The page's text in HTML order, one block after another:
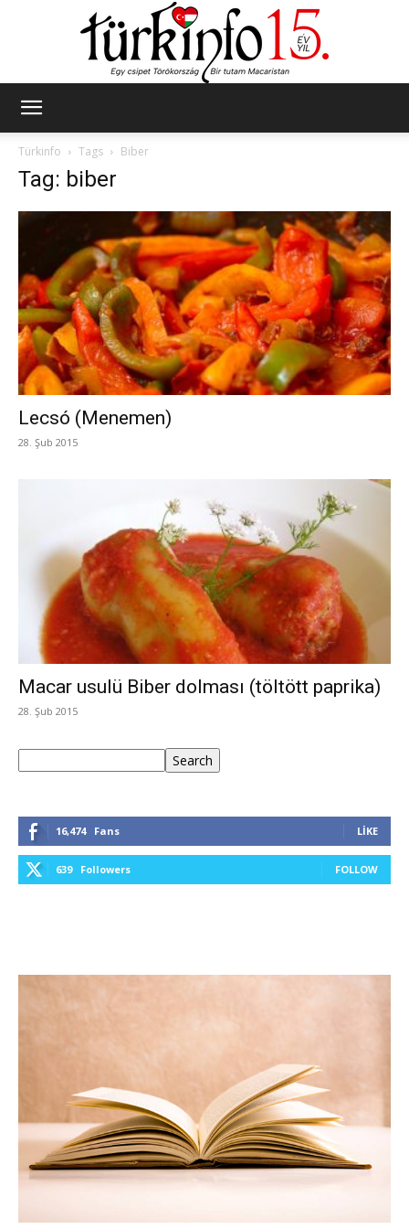
Türkinfo
Tags Biber
Tag: biber
Lecsó (Menemen)
28. Şub 2015
Macar usulü Biber dolması (töltött paprika)
28. Şub 2015
Search
16,474 Fans LIKE
639 Followers FOLLOW